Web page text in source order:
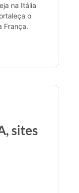
na Itália
o
França.
sites